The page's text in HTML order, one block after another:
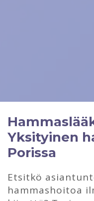
Yksityinen
Porissa
Etsitkö
hammashoitoa